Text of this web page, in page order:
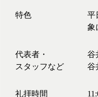
特色
平
象
代表者・
スタッフなど
谷
谷
礼拝時間